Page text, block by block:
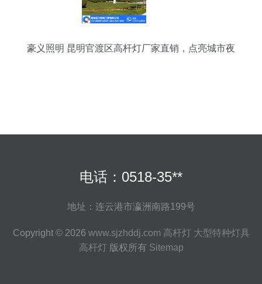
豪义照明 昆明官渡区高杆灯厂家直销，点亮城市夜
电话：0518-35**
地址：连云港市瀛洲南路199号
Copyright © 2026 www.sjzhddj.com 高杆灯 大型特种灯具
高杆灯 版权所有 Sitemap